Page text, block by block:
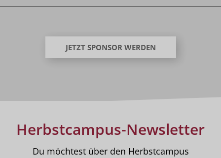
JETZT SPONSOR WERDEN
Herbstcampus-Newsletter
Du möchtest über den Herbstcampus